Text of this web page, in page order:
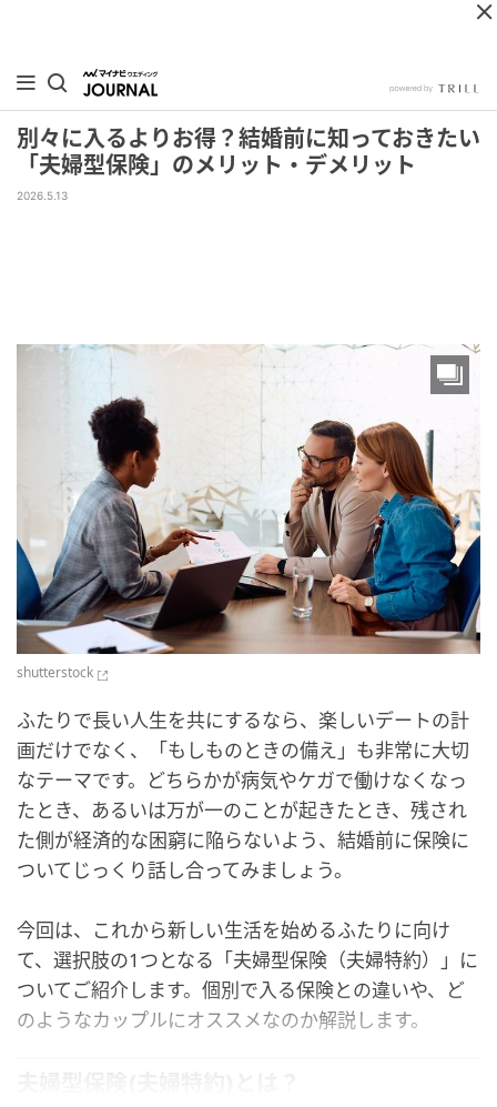
別々に入るよりお得？結婚前に知っておきたい
「夫婦型保険」のメリット・デメリット
2026.5.13
shutterstock
ふたりで長い人生を共にするなら、楽しいデートの計
画だけでなく、「もしものときの備え」も非常に大切
なテーマです。どちらかが病気やケガで働けなくなっ
たとき、あるいは万が一のことが起きたとき、残され
た側が経済的な困窮に陥らないよう、結婚前に保険に
ついてじっくり話し合ってみましょう。
今回は、これから新しい生活を始めるふたりに向け
て、選択肢の1つとなる「夫婦型保険（夫婦特約）」に
ついてご紹介します。個別で入る保険との違いや、ど
のようなカップルにオススメなのか解説します。